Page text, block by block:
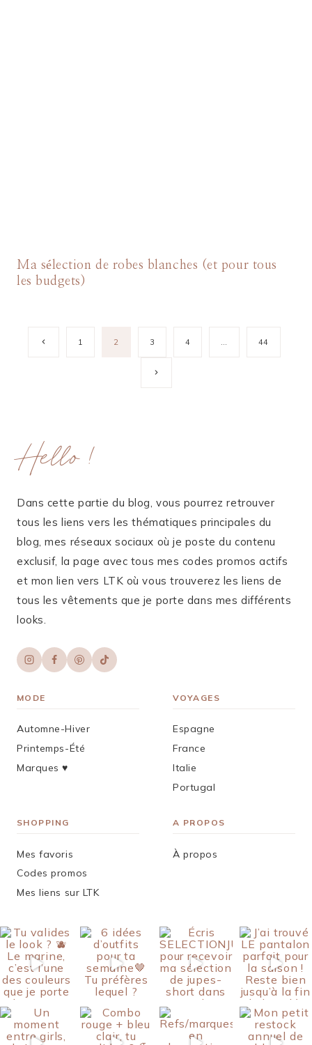
Ma sélection de robes blanches (et pour tous
les budgets)
Navigation
Page
1 2 3 4 44
Page
Hello !
Dans cette partie du blog, vous pourrez retrouver
tous les liens vers les thématiques principales du
blog, mes réseaux sociaux où je poste du contenu
exclusif, la page avec tous mes codes promos actifs
et mon lien vers LTK où vous trouverez les liens de
tous les vêtements que je porte dans mes différents
looks.
MODE
Automne-Hiver
Printemps-Été
Marques ♥︎
VOYAGES
Espagne
France
Italie
Portugal
SHOPPING
Mes favoris
Codes promos
Mes liens sur LTK
A PROPOS
À propos